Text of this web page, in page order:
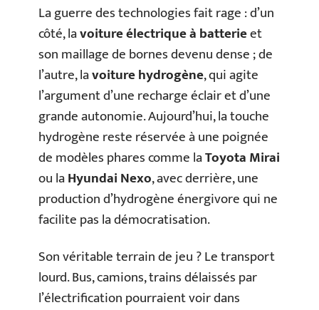
La guerre des technologies fait rage : d’un
côté, lavoiture électrique à batterieet
son maillage de bornes devenu dense ; de
l’autre, lavoiture hydrogène, qui agite
l’argument d’une recharge éclair et d’une
grande autonomie. Aujourd’hui, la touche
hydrogène reste réservée à une poignée
de modèles phares comme laToyota Mirai
ou laHyundai Nexo, avec derrière, une
production d’hydrogène énergivore qui ne
facilite pas la démocratisation.
Son véritable terrain de jeu ? Le transport
lourd. Bus, camions, trains délaissés par
l’électrification pourraient voir dans